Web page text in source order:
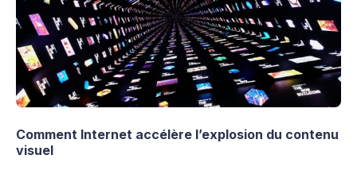
Comment Internet accélère l’explosion du contenu
visuel